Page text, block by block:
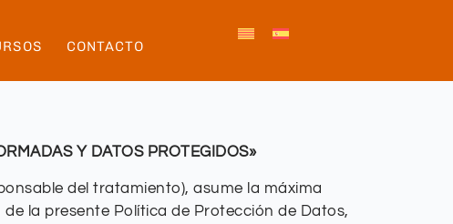
CONTACTO
Y DATOS PROTEGIDOS»
del tratamiento), asume la máxima
la presente Política de Protección de Datos,